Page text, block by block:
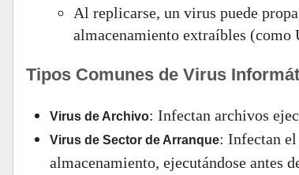
Al replicarse, un virus puede
almacenamiento extraíbles (como
Tipos Comunes de Virus
Virus de Archivo: Infectan archivos
Virus de Sector de Arranque: Infectan
almacenamiento, ejecutándose antes